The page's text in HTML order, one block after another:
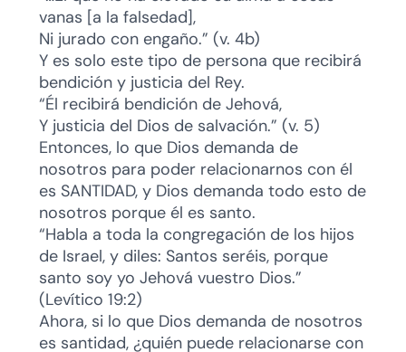
vanas [a la falsedad],
Ni jurado con engaño.” (v. 4b)
Y es solo este tipo de persona que recibirá
bendición y justicia del Rey.
“Él recibirá bendición de Jehová,
Y justicia del Dios de salvación.” (v. 5)
Entonces, lo que Dios demanda de
nosotros para poder relacionarnos con él
es SANTIDAD, y Dios demanda todo esto de
nosotros porque él es santo.
“Habla a toda la congregación de los hijos
de Israel, y diles: Santos seréis, porque
santo soy yo Jehová vuestro Dios.”
(Levítico 19:2)
Ahora, si lo que Dios demanda de nosotros
es santidad, ¿quién puede relacionarse con